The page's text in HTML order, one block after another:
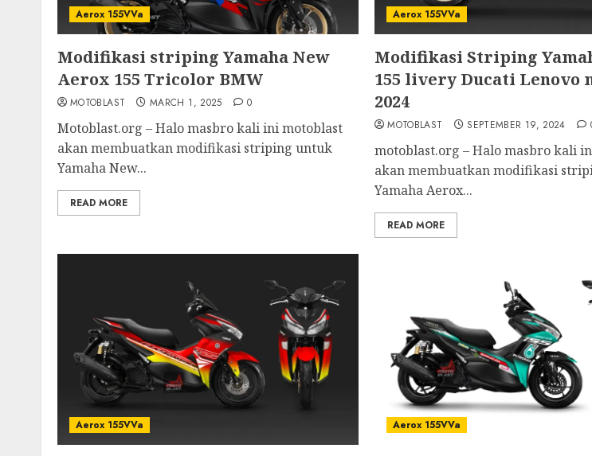
Aerox 155VVa
Modifikasi striping Yamaha New
Aerox 155 Tricolor BMW
MOTOBLAST MARCH 1, 2025 0
Motoblast.org – Halo masbro kali ini motoblast
akan membuatkan modifikasi striping untuk
Yamaha New...
READ MORE
Aerox 155VVa
Modifikasi Striping
155 livery Ducati Lenovo
2024
MOTOBLAST SEPTEMBER 19, 2024
motoblast.org – Halo masbro kali
akan membuatkan modifikasi
Yamaha Aerox...
READ MORE
Aerox 155VVa Aerox 155VVa